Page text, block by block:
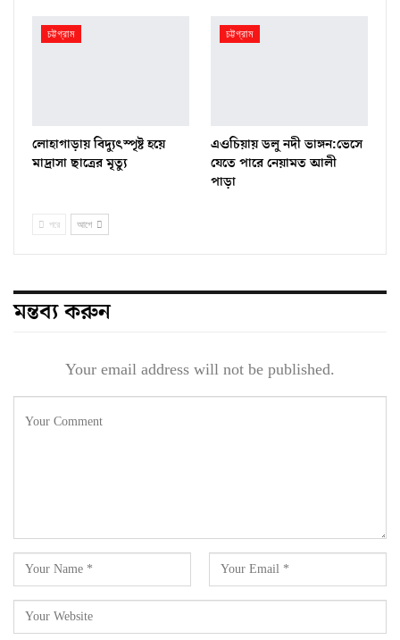
চট্টগ্রাম
লোহাগাড়ায় বিদ্যুৎস্পৃষ্ট হয়ে
মাদ্রাসা ছাত্রের মৃত্যু
চট্টগ্রাম
এওচিয়ায় ডলু নদী ভাঙ্গন:ভেসে
যেতে পারে নেয়ামত আলী
পাড়া
পরে আগে
মন্তব্য করুন
Your email address will not be published.